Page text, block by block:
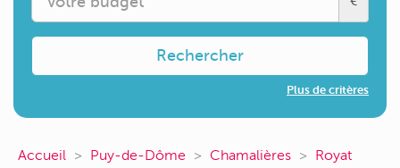
Rechercher
Plus de critères
Accueil Puy-de-Dôme Chamalières
Royat